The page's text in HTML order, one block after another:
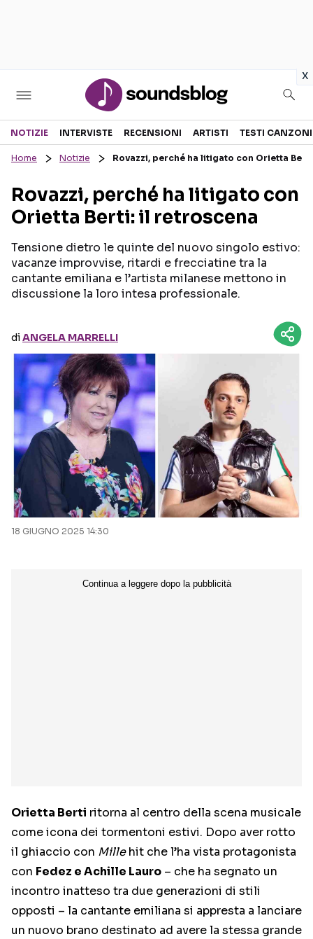
x
Sezioni
RECENSIONI MUSICALI
INTERVISTE
GOSSIP E CURIOSITÀ
TESTI CANZONI
TOUR ED EVENTI
TALENT SHOW
Seguici sui social
NOTIZIE INTERVISTE RECENSIONI ARTISTI TESTI CANZONI
Home Notizie Rovazzi, perché ha litigato con Orietta
Rovazzi, perché ha litigato con
Orietta Berti: il retroscena
Tensione dietro le quinte del nuovo singolo estivo:
vacanze improvvise, ritardi e frecciatine tra la
cantante emiliana e l’artista milanese mettono in
discussione la loro intesa professionale.
diANGELA MARRELLI
18 GIUGNO 2025 14:30
Orietta Berti ritorna al centro della scena musicale
come icona dei tormentoni estivi. Dopo aver rotto
il ghiaccio con Millehit che l’ha vista protagonista
con Fedez e Achille Lauro – che ha segnato un
incontro inatteso tra due generazioni di stili
opposti – la cantante emiliana si appresta a lanciare
un nuovo brano destinato ad avere la stessa grande